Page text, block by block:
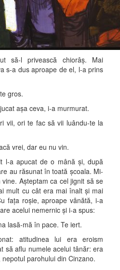
să-l privească chiorâș. Mai
s-a dus aproape de el, l-a prins
gros.
așa ceva, i-a murmurat.
vii, ori te fac să vii luându-te la
vrei, dar eu nu vin.
l-a apucat de o mână și, după
au răsunat în toată școala. Mi-
Așteptam ca cel jignit să se
mult cu cât era mai înalt și mai
fața roșie, aproape vânătă, i-a
acelui nemernic și i-a spus:
lasă-mă în pace. Te iert.
atitudinea lui era eroism
să aflu numele acelui tânăr: era
nepotul parohului din Cinzano.